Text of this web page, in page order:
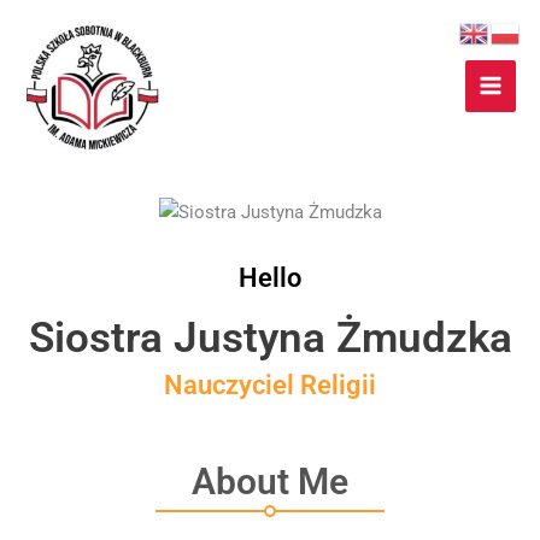
treści
Hello
Siostra Justyna Żmudzka
Nauczyciel Religii
About Me